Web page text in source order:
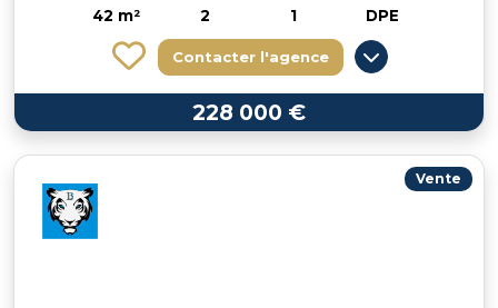
42 m² 2 1 DPE
Contacter l'agence
228 000 €
Vente